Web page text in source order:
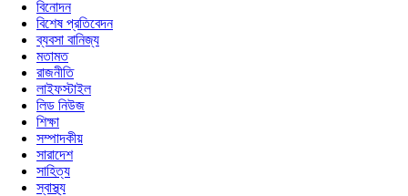
বিনোদন
বিশেষ প্রতিবেদন
ব্যবসা বানিজ্য
মতামত
রাজনীতি
লাইফস্টাইল
লিড নিউজ
শিক্ষা
সম্পাদকীয়
সারাদেশ
সাহিত্য
স্বাস্থ্য